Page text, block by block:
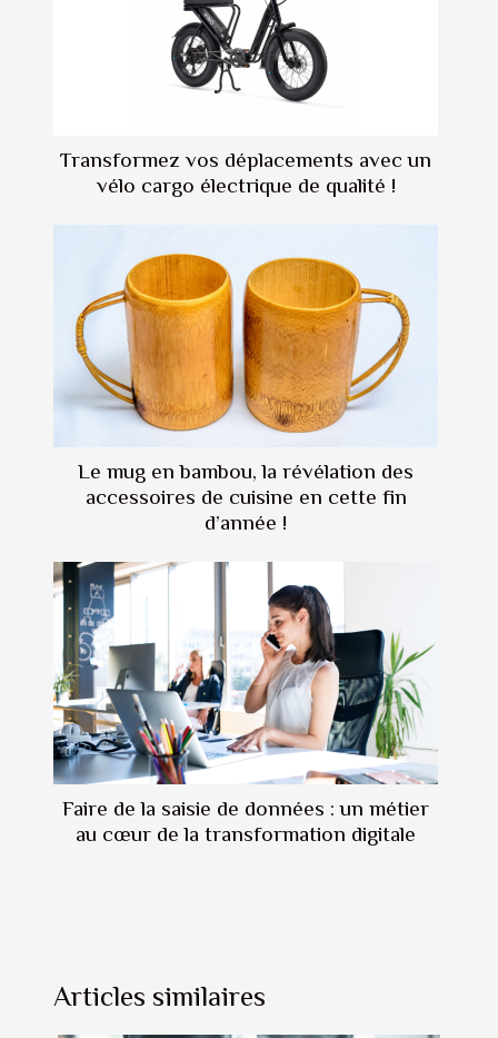
Transformez vos déplacements avec un
vélo cargo électrique de qualité !
Le mug en bambou, la révélation des
accessoires de cuisine en cette fin
d’année !
Faire de la saisie de données : un métier
au cœur de la transformation digitale
Articles similaires